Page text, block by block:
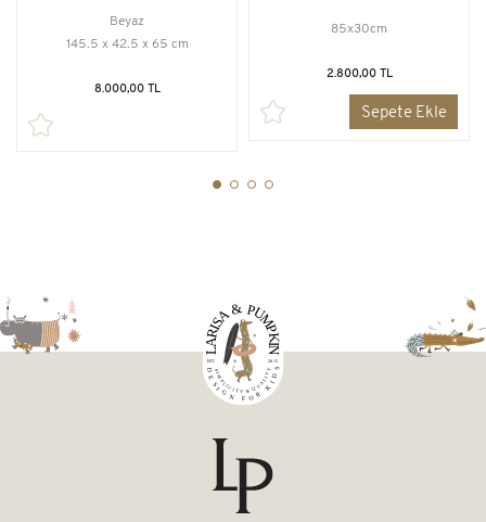
Beyaz
145.5 x 42.5 x 65 cm
8.000,00 TL
85x30cm
2.800,00 TL
Sepete Ekle